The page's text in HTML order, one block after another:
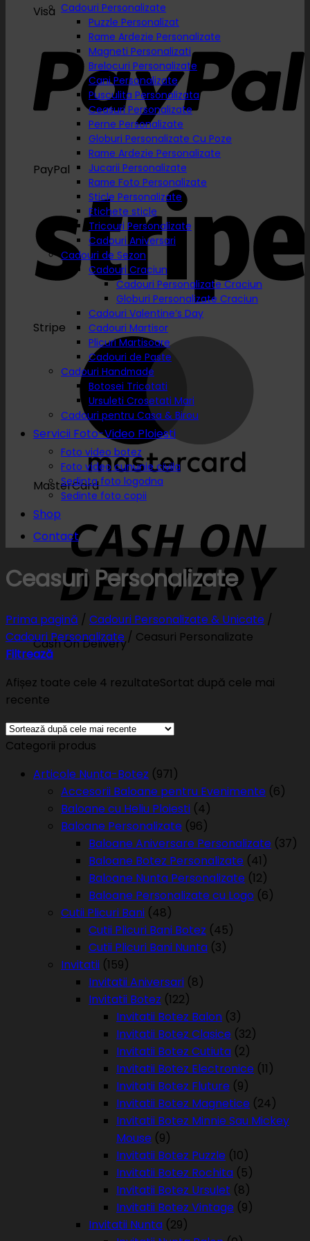
Visa
PayPal
Stripe
MasterCard
Cash On Delivery
Cadouri Personalizate
Puzzle Personalizat
Rame Ardezie Personalizate
Magneti Personalizati
Brelocuri Personalizate
Cani Personalizate
Pusculita Personalizata
Ceasuri Personalizate
Perne Personalizate
Globuri Personalizate Cu Poze
Rame Ardezie Personalizate
Jucarii Personalizate
Rame Foto Personalizate
Sticle Personalizate
Etichete sticle
Tricouri Personalizate
Cadouri Aniversari
Cadouri de Sezon
Cadouri Craciun
Cadouri Personalizate Craciun
Globuri Personalizate Craciun
Cadouri Valentine’s Day
Cadouri Martisor
Plicuri Martisoare
Cadouri de Paste
Cadouri Handmade
Botosei Tricotati
Ursuleti Crosetati Mari
Cadouri pentru Casa & Birou
Servicii Foto-Video Ploiesti
Foto video botez
Foto video cununie civila
Sedinta foto logodna
Sedinte foto copii
Shop
Contact
Ceasuri Personalizate
Prima pagină / Cadouri Personalizate & Unicate /
Cadouri Personalizate / Ceasuri Personalizate
Filtrează
Afișez toate cele 4 rezultateSortat după cele mai
recente
Categorii produs
Articole Nunta-Botez (971)
Accesorii Baloane pentru Evenimente (6)
Baloane cu Heliu Ploiesti (4)
Baloane Personalizate (96)
Baloane Aniversare Personalizate (37)
Baloane Botez Personalizate (41)
Baloane Nunta Personalizate (12)
Baloane Personalizate cu Logo (6)
Cutii Plicuri Bani (48)
Cutii Plicuri Bani Botez (45)
Cutii Plicuri Bani Nunta (3)
Invitatii (159)
Invitatii Aniversari (8)
Invitatii Botez (122)
Invitatii Botez Balon (3)
Invitatii Botez Clasice (32)
Invitatii Botez Cutiuta (2)
Invitatii Botez Electronice (11)
Invitatii Botez Fluture (9)
Invitatii Botez Magnetice (24)
Invitatii Botez Minnie Sau Mickey
Mouse (9)
Invitatii Botez Puzzle (10)
Invitatii Botez Rochita (5)
Invitatii Botez Ursulet (8)
Invitatii Botez Vintage (9)
Invitatii Nunta (29)